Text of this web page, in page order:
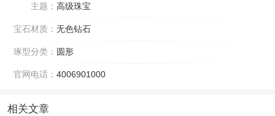
主题： 高级珠宝
宝石材质： 无色钻石
琢型分类： 圆形
官网电话： 4006901000
相关文章